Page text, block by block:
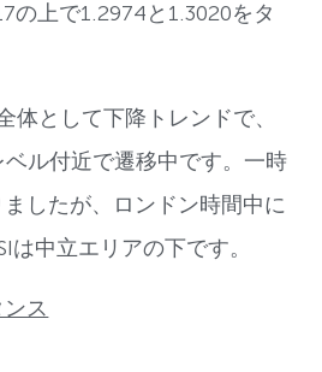
の上で1.2974と1.3020をタ
体として下降トレンドで、
ル付近で遷移中です。一時
したが、ロンドン時間中に
は中立エリアの下です。
ス